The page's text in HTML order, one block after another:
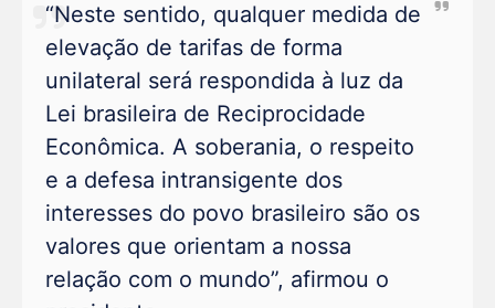
“Neste sentido, qualquer medida de
elevação de tarifas de forma
unilateral será respondida à luz da
Lei brasileira de Reciprocidade
Econômica. A soberania, o respeito
e a defesa intransigente dos
interesses do povo brasileiro são os
valores que orientam a nossa
relação com o mundo”, afirmou o